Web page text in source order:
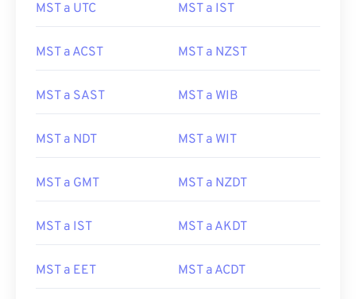
MST a UTC MST a IST
MST a ACST MST a NZST
MST a SAST MST a WIB
MST a NDT MST a WIT
MST a GMT MST a NZDT
MST a IST MST a AKDT
MST a EET MST a ACDT